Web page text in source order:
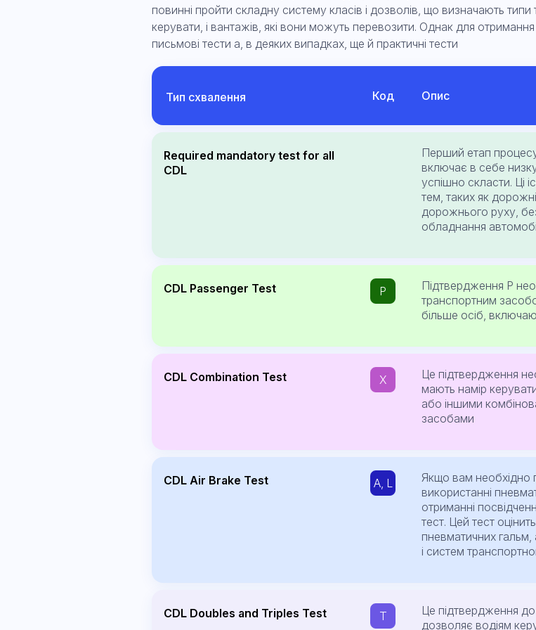
повинні пройти складну систему класів і дозволів, що визначають
керувати, і вантажів, які вони можуть перевозити. Однак для
письмові тести а, в деяких випадках, ще й практичні тести
Тип схвалення Код Опис
Required mandatory test for all
CDL
Перший етап
включає в себе низку
успішно скласти. Ці
тем, таких як
дорожнього руху,
обладнання
CDL Passenger Test P
Підтвердження P
транспортним
більше осіб,
CDL Combination Test X
Це підтвердження
мають намір
або іншими
засобами
CDL Air Brake Test A, L
Якщо вам необхідно
використанні
отриманні
тест. Цей тест
пневматичних
і систем
CDL Doubles and Triples Test T
Це підтвердження
дозволяє водіям